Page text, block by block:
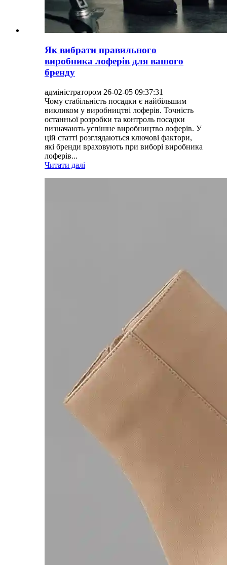
Як вибрати правильного
виробника лоферів для вашого
бренду
адміністратором 26-02-05 09:37:31
Чому стабільність посадки є найбільшим
викликом у виробництві лоферів. Точність
останньої розробки та контроль посадки
визначають успішне виробництво лоферів. У
цій статті розглядаються ключові фактори,
які бренди враховують при виборі виробника
лоферів...
Читати далі